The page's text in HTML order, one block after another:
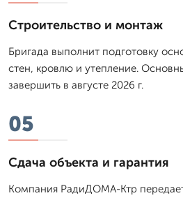
Строительство и монтаж
Бригада выполнит подготовку
стен, кровлю и утепление.
завершить в августе 2026 г.
05
Сдача объекта и гарантия
Компания РадиДОМА-Ктр